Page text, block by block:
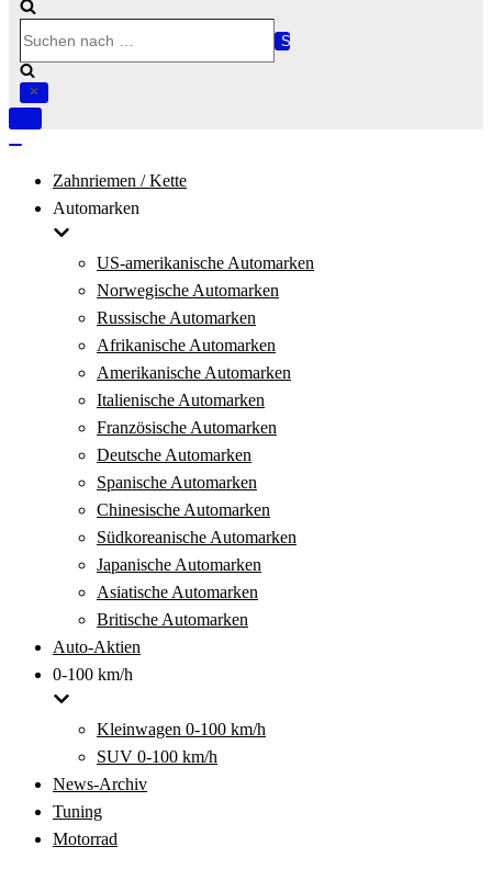
nach …
Navigation
Zahnriemen / Kette
Automarken
US-amerikanische Automarken
Norwegische Automarken
Russische Automarken
Afrikanische Automarken
Amerikanische Automarken
Italienische Automarken
Französische Automarken
Deutsche Automarken
Spanische Automarken
Chinesische Automarken
Südkoreanische Automarken
Japanische Automarken
Asiatische Automarken
Britische Automarken
Auto-Aktien
0-100 km/h
Kleinwagen 0-100 km/h
SUV 0-100 km/h
News-Archiv
Tuning
Motorrad